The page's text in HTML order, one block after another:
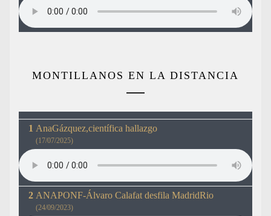
MONTILLANOS EN LA DISTANCIA
AnaGázquez,científica hallazgo
(17/07/2025)
ANAPONF-Álvaro Calafat desfila MadridRio
(24/09/2023)